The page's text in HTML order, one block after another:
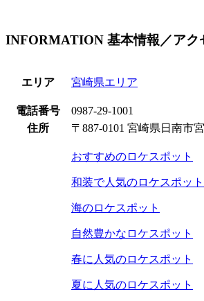
INFORMATION 基本情報／アク
エリア 宮崎県エリア
電話番号
0987-29-1001
住所
〒887-0101 宮崎県日南市
おすすめのロケスポット
和装で人気のロケスポット
海のロケスポット
自然豊かなロケスポット
春に人気のロケスポット
夏に人気のロケスポット